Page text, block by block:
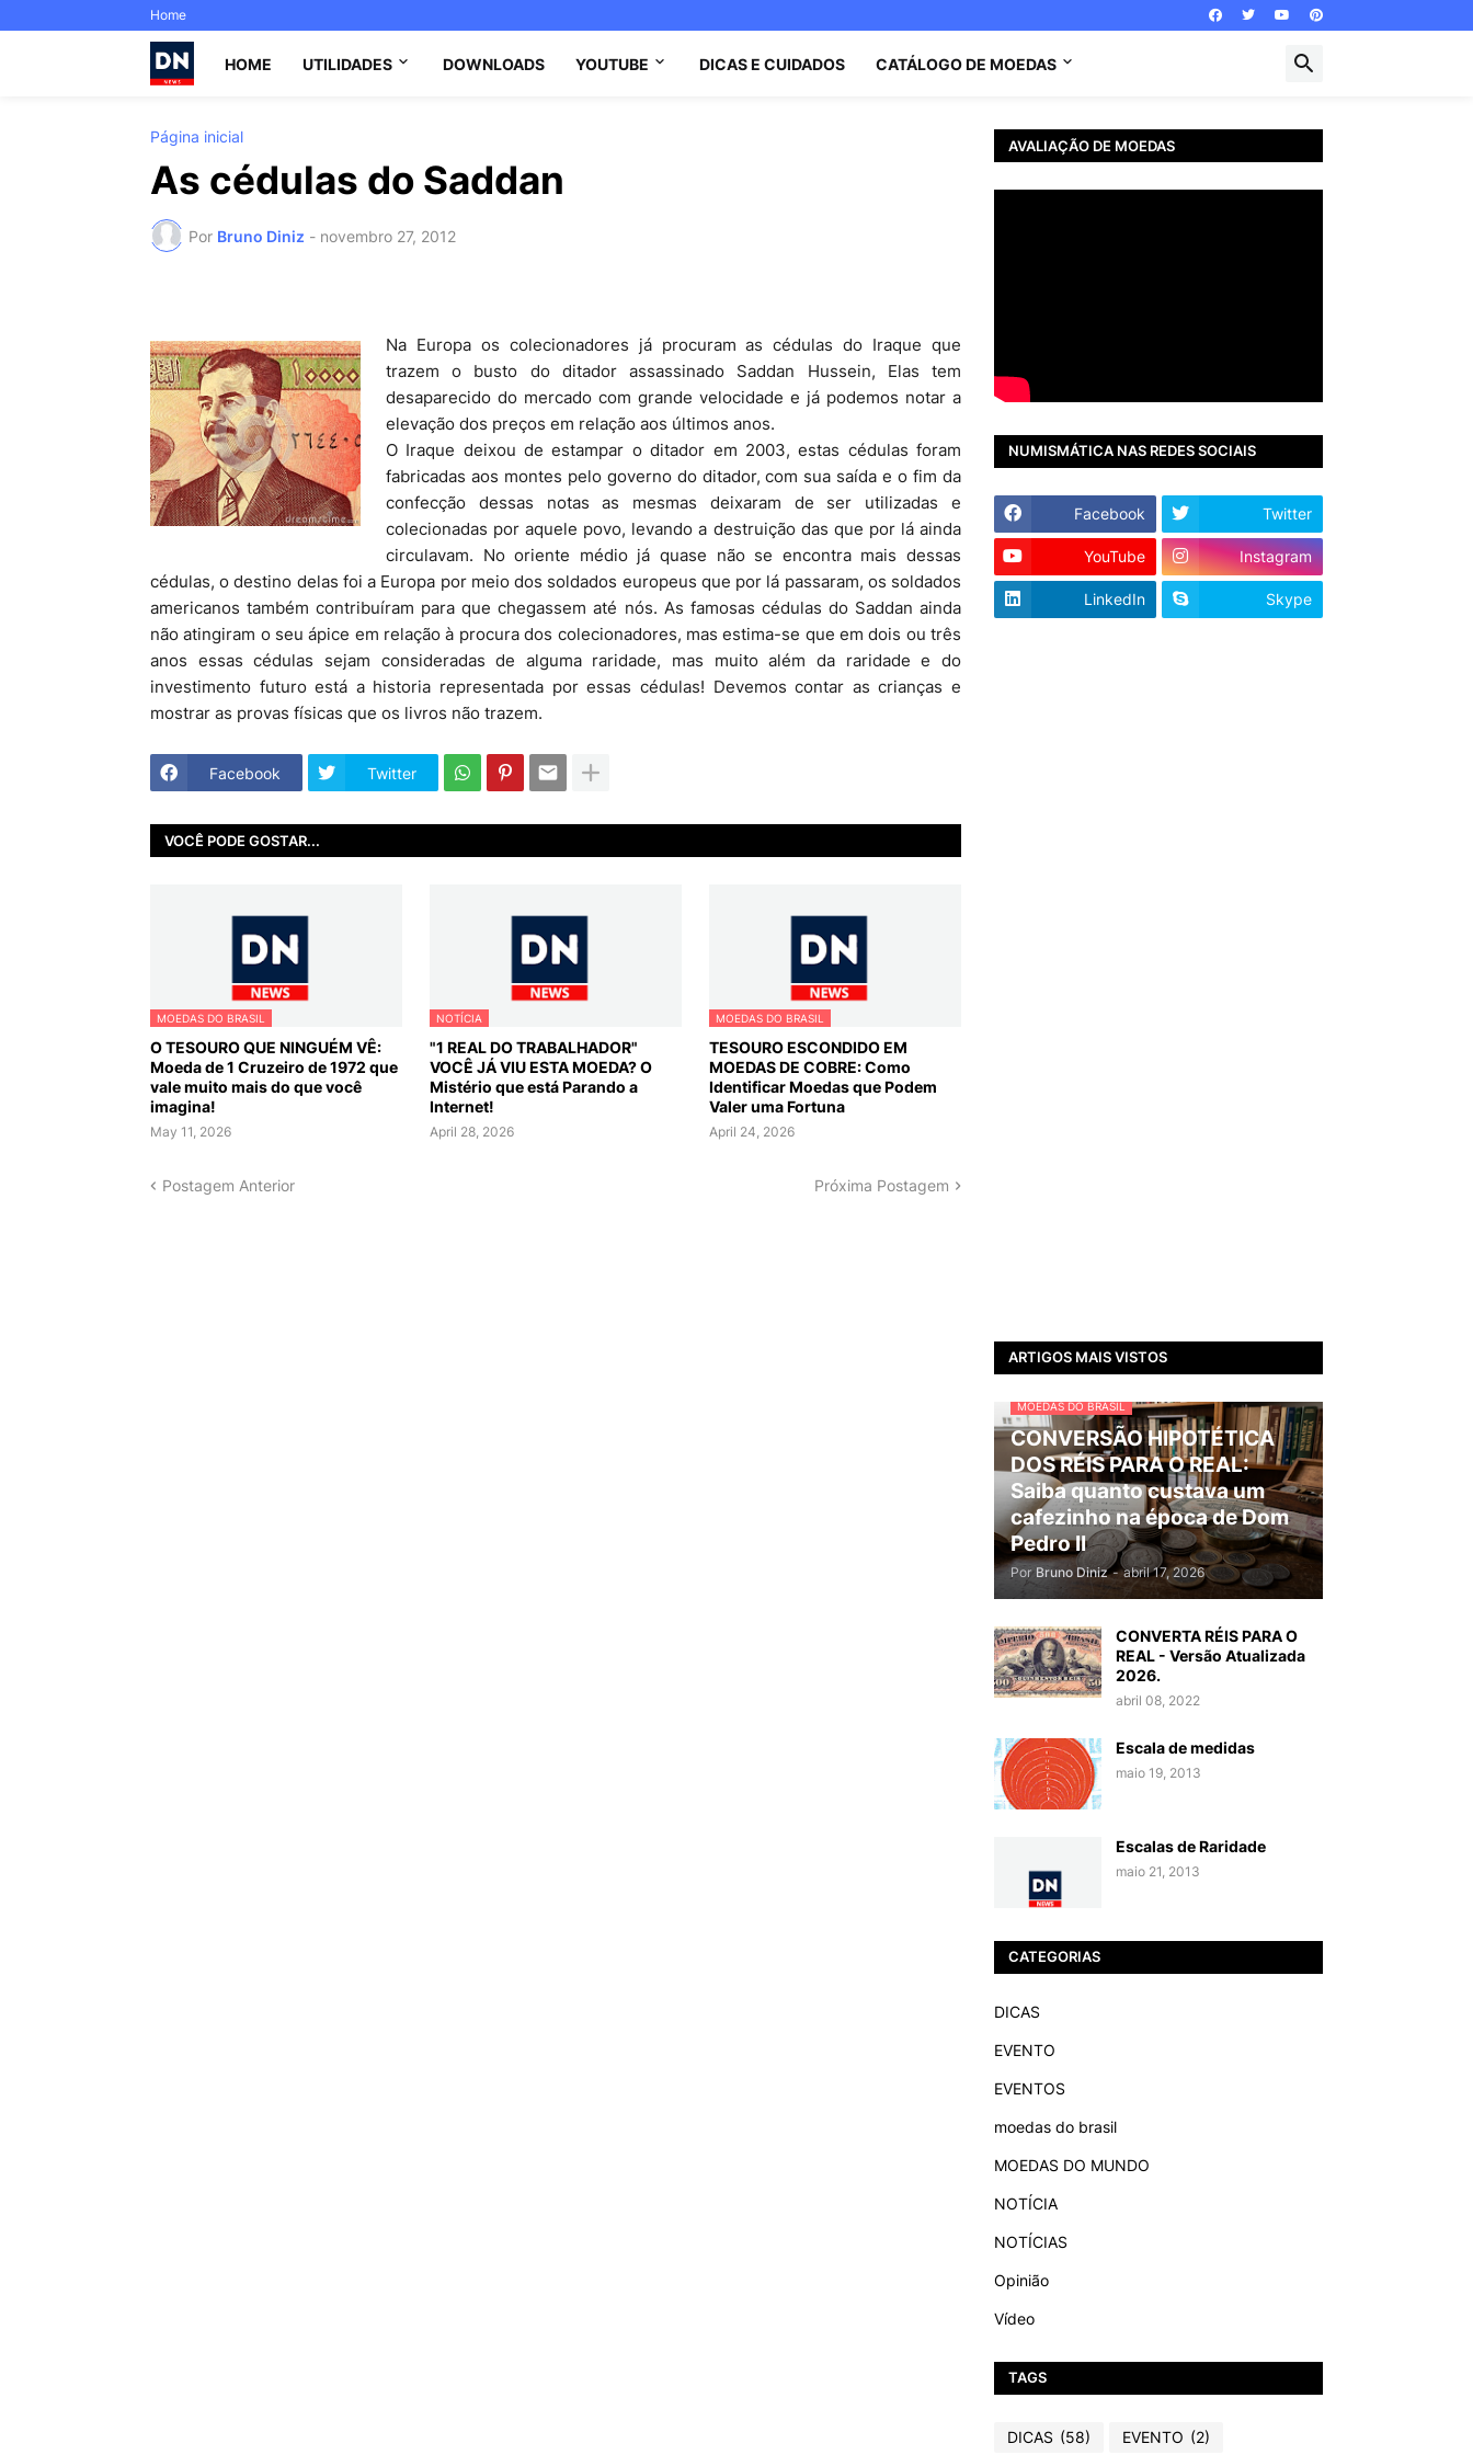
Home
HOME UTILIDADES DOWNLOADS YOUTUBE DICAS E CUIDADOS CATÁLOGO DE MOEDAS
Página inicial
As cédulas do Saddan
Por Bruno Diniz - novembro 27, 2012
Na Europa os colecionadores já procuram as cédulas do Iraque que
trazem o busto do ditador assassinado Saddan Hussein, Elas tem
desaparecido do mercado com grande velocidade e já podemos notar a
elevação dos preços em relação aos últimos anos.
O Iraque deixou de estampar o ditador em 2003, estas cédulas foram
fabricadas aos montes pelo governo do ditador, com sua saída e o fim da
confecção dessas notas as mesmas deixaram de ser utilizadas e
colecionadas por aquele povo, levando a destruição das que por lá ainda
circulavam. No oriente médio já quase não se encontra mais dessas
cédulas, o destino delas foi a Europa por meio dos soldados europeus que por lá passaram, os soldados
americanos também contribuíram para que chegassem até nós. As famosas cédulas do Saddan ainda
não atingiram o seu ápice em relação à procura dos colecionadores, mas estima-se que em dois ou três
anos essas cédulas sejam consideradas de alguma raridade, mas muito além da raridade e do
investimento futuro está a historia representada por essas cédulas! Devemos contar as crianças e
mostrar as provas físicas que os livros não trazem.
Facebook Twitter
VOCÊ PODE GOSTAR...
MOEDAS DO BRASIL
O TESOURO QUE NINGUÉM VÊ:
Moeda de 1 Cruzeiro de 1972 que
vale muito mais do que você
imagina!
May 11, 2026
NOTÍCIA
"1 REAL DO TRABALHADOR"
VOCÊ JÁ VIU ESTA MOEDA? O
Mistério que está Parando a
Internet!
April 28, 2026
MOEDAS DO BRASIL
TESOURO ESCONDIDO EM
MOEDAS DE COBRE: Como
Identificar Moedas que Podem
Valer uma Fortuna
April 24, 2026
Postagem Anterior Próxima Postagem
AVALIAÇÃO DE MOEDAS
NUMISMÁTICA NAS REDES SOCIAIS
Facebook Twitter
YouTube Instagram
LinkedIn Skype
ARTIGOS MAIS VISTOS
MOEDAS DO BRASIL
CONVERSÃO HIPOTÉTICA
DOS RÉIS PARA O REAL:
Saiba quanto custava um
cafezinho na época de Dom
Pedro II
Por Bruno Diniz - abril 17, 2026
CONVERTA RÉIS PARA O
REAL - Versão Atualizada
2026.
abril 08, 2022
Escala de medidas
maio 19, 2013
Escalas de Raridade
maio 21, 2013
CATEGORIAS
DICAS
EVENTO
EVENTOS
moedas do brasil
MOEDAS DO MUNDO
NOTÍCIA
NOTÍCIAS
Opinião
Vídeo
TAGS
DICAS (58) EVENTO (2)